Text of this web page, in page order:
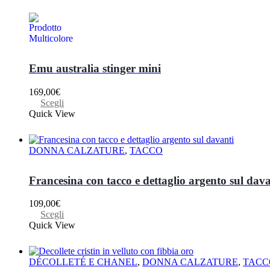
prodotto
Emu australia stinger mini
169,00€
Scegli
prodotto
varianti.
Le
possono
essere
pagina
Quick View
DONNA CALZATURE, TACCO
Francesina con tacco e dettaglio argento sul
109,00€
Scegli
prodotto
più
varianti.
Quick View
DÉCOLLETÉ E CHANEL, DONNA CALZATURE,